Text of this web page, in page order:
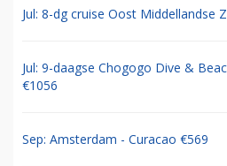
Jul: 8-dg cruise Oost Middellandse
Jul: 9-daagse Chogogo Dive &
€1056
Sep: Amsterdam - Curacao €569